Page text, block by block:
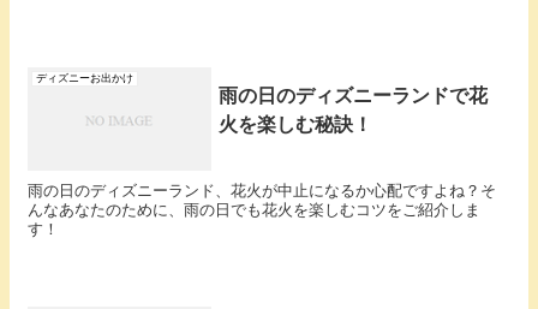
ディズニーお出かけ
雨の日のディズニーランドで花
火を楽しむ秘訣！
雨の日のディズニーランド、花火が中止になるか心配ですよね？そ
んなあなたのために、雨の日でも花火を楽しむコツをご紹介しま
す！